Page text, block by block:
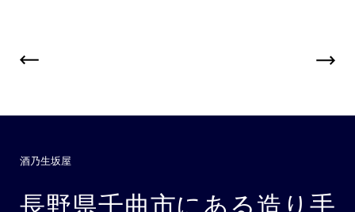
酒乃生坂屋
長野県千曲市にある造り手